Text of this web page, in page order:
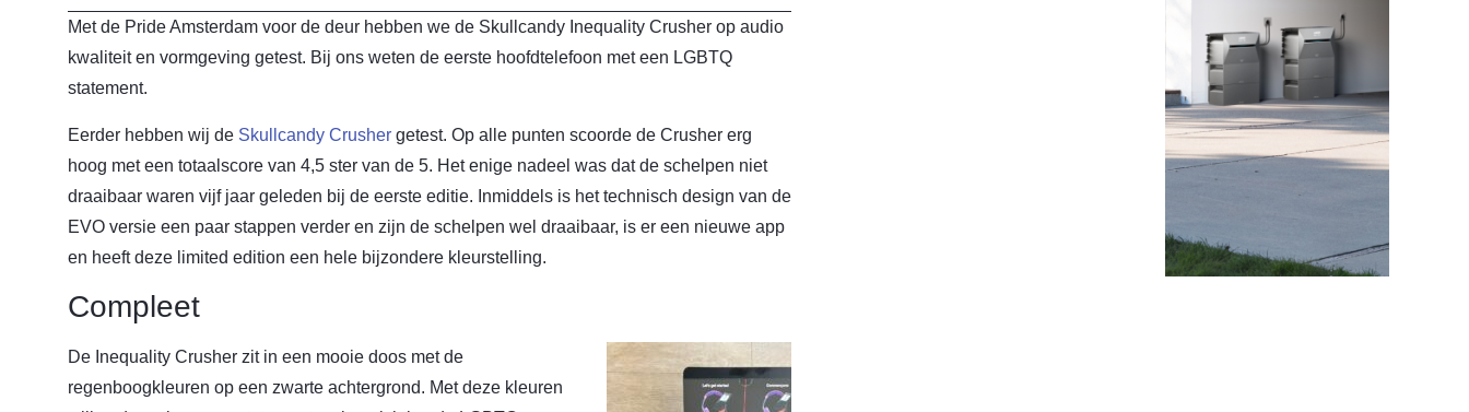
Met de Pride Amsterdam voor de deur hebben we de Skullcandy Inequality Crusher op audio
kwaliteit en vormgeving getest. Bij ons weten de eerste hoofdtelefoon met een LGBTQ
statement.
Eerder hebben wij de Skullcandy Crusher getest. Op alle punten scoorde de Crusher erg
hoog met een totaalscore van 4,5 ster van de 5. Het enige nadeel was dat de schelpen niet
draaibaar waren vijf jaar geleden bij de eerste editie. Inmiddels is het technisch design van de
EVO versie een paar stappen verder en zijn de schelpen wel draaibaar, is er een nieuwe app
en heeft deze limited edition een hele bijzondere kleurstelling.
Compleet
De Inequality Crusher zit in een mooie doos met de
regenboogkleuren op een zwarte achtergrond. Met deze kleuren